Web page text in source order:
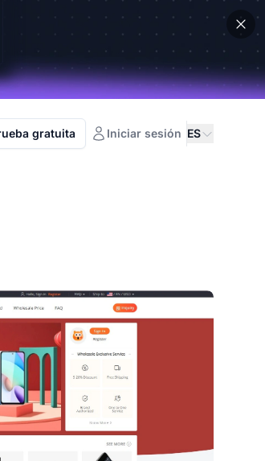
gratuita Iniciar sesión ES